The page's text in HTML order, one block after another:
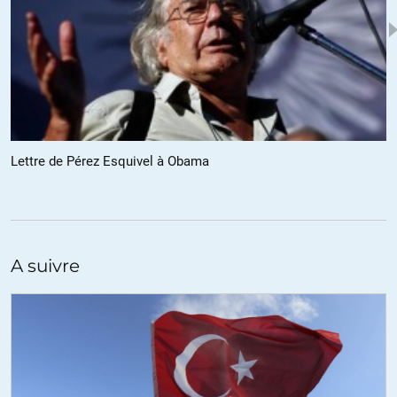
Je n’ai pas trouvé à quoi renvoie l’* collée à « capoter » dans le titre.
+41 ALERTER
Louis Robert 19.03.2016 à 03h49
@ EchoGMT7
font qu’enrichir l’imagination française: pas plus dans le cas des
11 septembre, des Haïtiens victimes de tremblements de terre, des
fuyant la conscription et la guerre au Vietnam, ou des Hongrois en
2. De tout temps, la générosité demeure une valeur humaine
essentielle, fondamentale, qui se manifeste et que chacun déploie
Lettre de Pérez Esquivel à Obama
A suivre